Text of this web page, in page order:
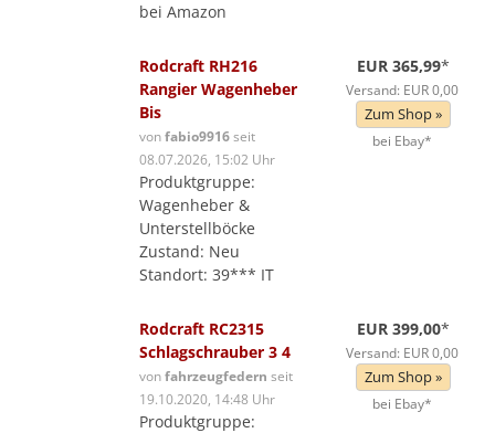
bei Amazon
Rodcraft RH216
Rangier Wagenheber
Bis
vonfabio9916seit
08.07.2026, 15:02 Uhr
Produktgruppe:
Wagenheber &
Unterstellböcke
Zustand: Neu
Standort: 39*** IT
EUR 365,99*
Versand: EUR 0,00
Zum Shop »
bei Ebay*
Rodcraft RC2315
Schlagschrauber 3 4
vonfahrzeugfedern seit
19.10.2020, 14:48 Uhr
Produktgruppe:
EUR 399,00*
Versand: EUR 0,00
Zum Shop »
bei Ebay*